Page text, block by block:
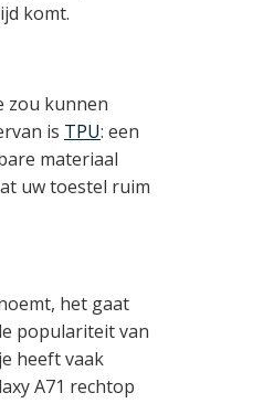
komt.
zou kunnen
is TPU: een
materiaal
uw toestel ruim
het gaat
populariteit van
heeft vaak
A71 rechtop